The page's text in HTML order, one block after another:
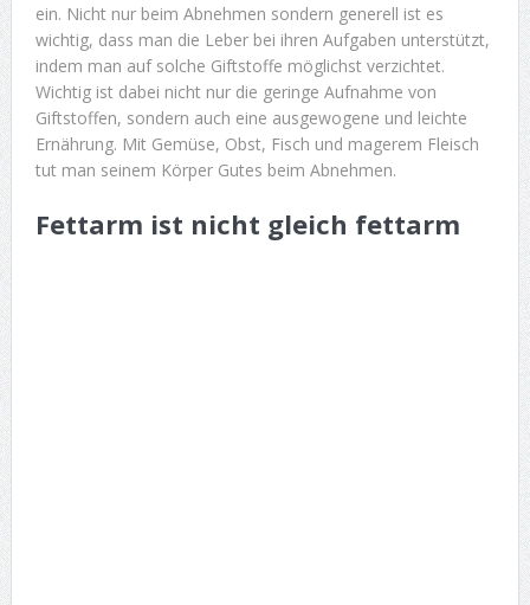
ein. Nicht nur beim Abnehmen sondern generell ist es
wichtig, dass man die Leber bei ihren Aufgaben unterstützt,
indem man auf solche Giftstoffe möglichst verzichtet.
Wichtig ist dabei nicht nur die geringe Aufnahme von
Giftstoffen, sondern auch eine ausgewogene und leichte
Ernährung. Mit Gemüse, Obst, Fisch und magerem Fleisch
tut man seinem Körper Gutes beim Abnehmen.
Fettarm ist nicht gleich fettarm